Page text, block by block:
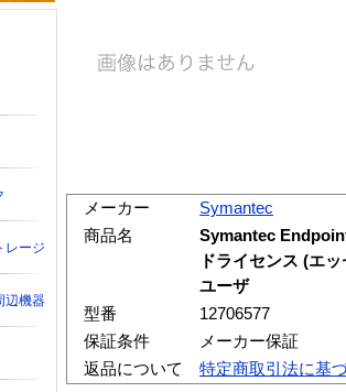
メーカー
Symantec
商品名
Symantec
ドライセンス (エ
ユーザ
型番
12706577
保証条件
メーカー保証
返品について
特定商取引法に基
レージ
辺機器